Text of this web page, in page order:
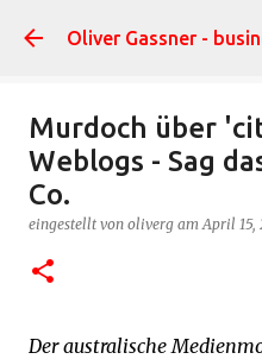
Direkt zum
Oliver Gassner -
Murdoch über
Weblogs - Sag
Co.
eingestellt von oliverg amApril 15,
Der australische